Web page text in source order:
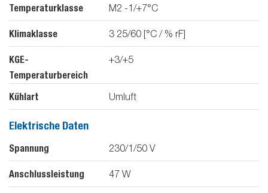
Temperaturklasse M2 -1/+7°C
Klimaklasse 3 25/60 [°C / % rF]
KGE-
Temperaturbereich
+3/+5
Kühlart Umluft
Elektrische Daten
Spannung 230/1/50 V
Anschlussleistung 47 W